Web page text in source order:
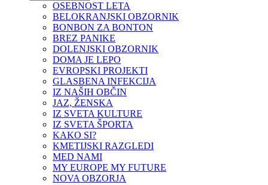
OSEBNOST LETA
BELOKRANJSKI OBZORNIK
BONBON ZA BONTON
BREZ PANIKE
DOLENJSKI OBZORNIK
DOMA JE LEPO
EVROPSKI PROJEKTI
GLASBENA INFEKCIJA
IZ NAŠIH OBČIN
JAZ, ŽENSKA
IZ SVETA KULTURE
IZ SVETA ŠPORTA
KAKO SI?
KMETIJSKI RAZGLEDI
MED NAMI
MY EUROPE MY FUTURE
NOVA OBZORJA